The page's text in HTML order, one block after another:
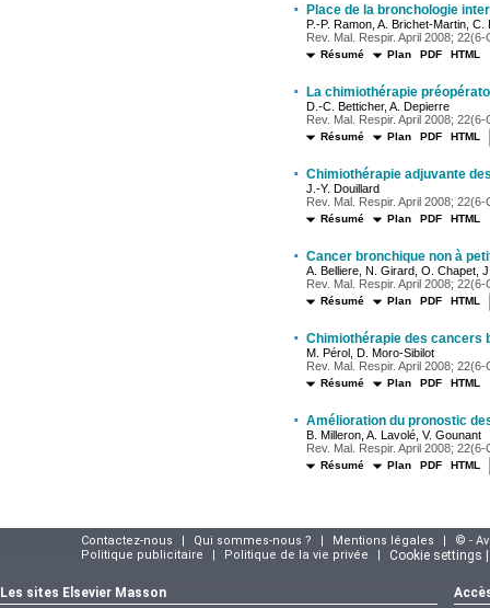
· Place de la bronchologie
P.-P. Ramon, A. Brichet-Martin, C.
Rev. Mal. Respir. April 2008;
Résumé Plan PDF HTML
· La chimiothérapie
D.-C. Betticher, A. Depierre
Rev. Mal. Respir. April 2008;
Résumé Plan PDF HTML
· Chimiothérapie adjuvante
J.-Y. Douillard
Rev. Mal. Respir. April 2008;
Résumé Plan PDF HTML
· Cancer bronchique non à
A. Belliere, N. Girard, O. Chapet,
Rev. Mal. Respir. April 2008;
Résumé Plan PDF HTML
· Chimiothérapie des cancers
M. Pérol, D. Moro-Sibilot
Rev. Mal. Respir. April 2008;
Résumé Plan PDF HTML
· Amélioration du pronostic
B. Milleron, A. Lavolé, V. Gounant
Rev. Mal. Respir. April 2008;
Résumé Plan PDF HTML
Contactez-nous | Qui sommes-nous ? | Mentions légales |
© -
Politique publicitaire
| Politique de la vie privée | Cookie settings
Les sites Elsevier Masson